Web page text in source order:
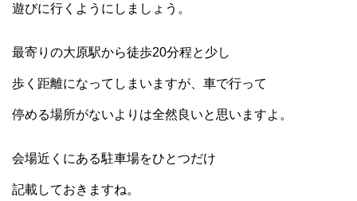
遊びに行くようにしましょう。
最寄りの大原駅から徒歩20分程と少し
歩く距離になってしまいますが、車で行って
停める場所がないよりは全然良いと思いますよ。
会場近くにある駐車場をひとつだけ
記載しておきますね。